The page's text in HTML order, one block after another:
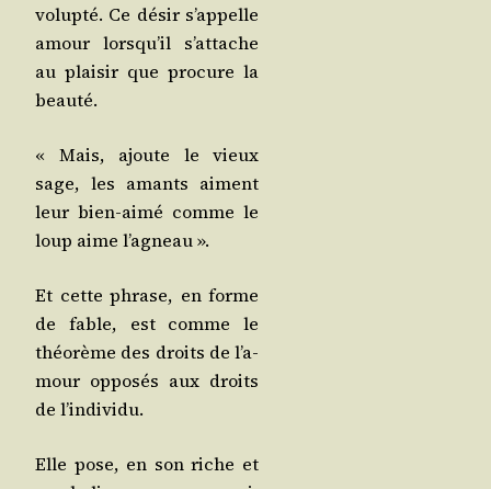
volup­té. Ce désir s’ap­pelle
amour lors­qu’il s’at­tache
au plai­sir que pro­cure la
beauté.
« Mais, ajoute le vieux
sage, les amants aiment
leur bien-aimé comme le
loup aime l’agneau ».
Et cette phrase, en forme
de fable, est comme le
théo­rème des droits de l’a­
mour oppo­sés aux droits
de l’individu.
Elle pose, en son riche et